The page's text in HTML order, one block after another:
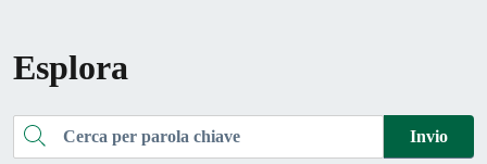
Esplora
Cerca Invio